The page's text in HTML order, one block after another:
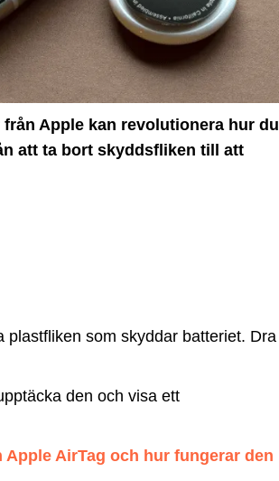
Apple kan revolutionera hur du
att ta bort skyddsfliken till att
plastfliken som skyddar batteriet. Dra
den och visa ett
Apple AirTag och hur fungerar den